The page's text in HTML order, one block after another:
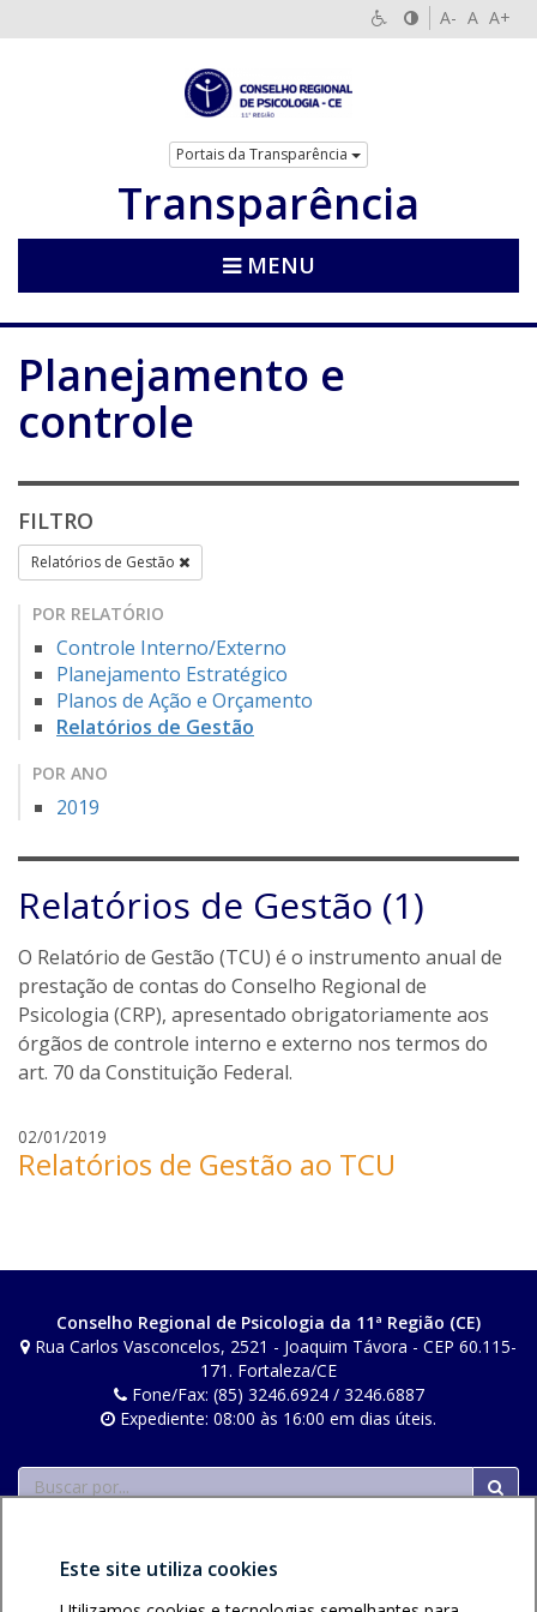
A- A A+
Portais da Transparência
Transparência
MENU
Planejamento e
controle
FILTRO
Relatórios de Gestão
POR RELATÓRIO
Controle Interno/Externo
Planejamento Estratégico
Planos de Ação e Orçamento
Relatórios de Gestão
POR ANO
2019
Relatórios de Gestão (1)
O Relatório de Gestão (TCU) é o instrumento anual de
prestação de contas do Conselho Regional de
Psicologia (CRP), apresentado obrigatoriamente aos
órgãos de controle interno e externo nos termos do
art. 70 da Constituição Federal.
02/01/2019
v
a
l
o
Relatórios de Gestão ao TCU
Conselho Regional de Psicologia da 11ª Região (CE)
Rua Carlos Vasconcelos, 2521 - Joaquim Távora - CEP 60.115-
171. Fortaleza/CE
Fone/Fax: (85) 3246.6924 / 3246.6887
Expediente: 08:00 às 16:00 em dias úteis.
Buscar
Este site utiliza cookies